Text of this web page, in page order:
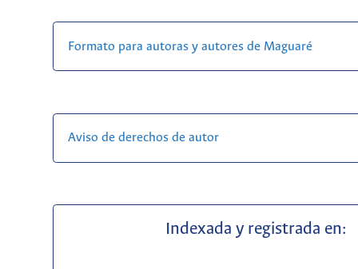
Formato para autoras y autores de Maguaré
Aviso de derechos de autor
Indexada y registrada en: